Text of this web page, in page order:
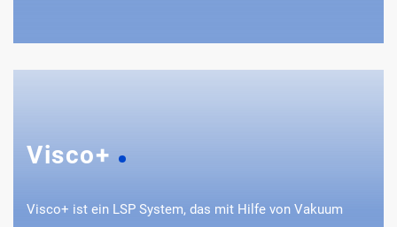
Visco+
Visco+ ist ein LSP System, das mit Hilfe von Vakuum